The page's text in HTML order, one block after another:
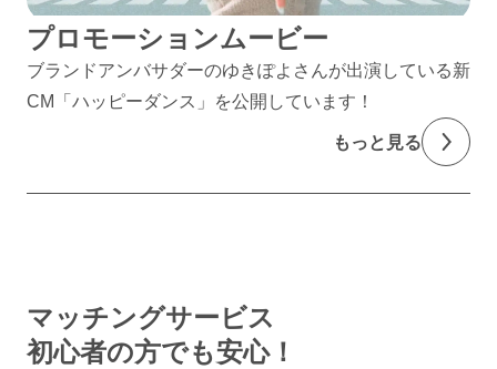
プロモーションムービー
ブランドアンバサダーのゆきぽよさんが出演している新
CM「ハッピーダンス」を公開しています！
もっと見る
マッチングサービス
初心者の方でも安心！